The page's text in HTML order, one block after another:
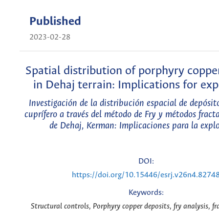
Published
2023-02-28
Spatial distribution of porphyry
in Dehaj terrain: Implications for
Investigación de la distribución espacial de
cuprífero a través del método de Fry y métodos
de Dehaj, Kerman: Implicaciones para la
DOI:
https://doi.org/10.15446/
Keywords:
Structural controls, Porphyry copper deposits, fry analysis,